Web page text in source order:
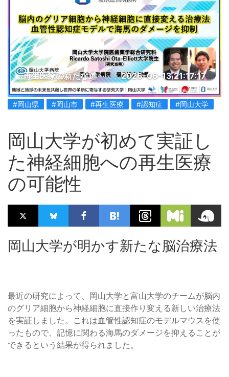
再生医療の新たな道 2026-06-13 21:17:17
#岡山県 #岡山市 #再生医療 #認知症 #岡山大学
岡山大学が初めて実証し
た神経細胞への再生医療
の可能性
岡山大学が明かす新たな脳治療法
最近の研究によって、岡山大学と富山大学のチームが脳内
のグリア細胞から神経細胞に直接作り変える新しい治療法
を実証しました。これは血管性認知症のモデルマウスを使
ったもので、記憶に関わる海馬のダメージを抑えることが
できるという結果が得られました。